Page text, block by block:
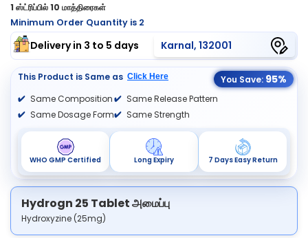
1 ஸ்ட்ரிப்பில் 10 மாத்திரைகள்
Minimum Order Quantity is 2
Delivery in 3 to 5 days Karnal, 132001
This Product is Same as Click Here You Save: 95%
Same Composition
Same Dosage Form
Same Release Pattern
Same Strength
WHO GMP Certified Long Expiry 7 Days Easy Return
Hydrogn 25 Tablet அமைப்பு
Hydroxyzine (25mg)